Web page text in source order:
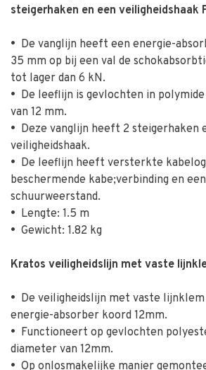
steigerhaken en een veiligheidshaak
• De vanglijn heeft een energie-
35 mm op bij een val de
tot lager dan 6 kN.
• De leeflijn is gevlochten in
van 12 mm.
• Deze vanglijn heeft 2 steigerhaken
veiligheidshaak.
• De leeflijn heeft versterkte
beschermende kabe;verbinding en
schuurweerstand.
• Lengte: 1.5 m
• Gewicht: 1.82 kg
Kratos veiligheidslijn met vaste
• De veiligheidslijn met vaste
energie-absorber koord 12mm.
• Functioneert op gevlochten
diameter van 12mm.
• Op onlosmakelijke manier